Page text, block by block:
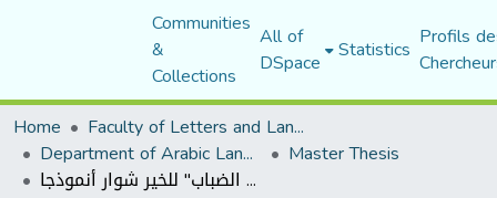
Communities
&
Collections
All of
DSpace Statistics Profils
Home
Faculty of Letters and Languages
Department of Arabic Language and Literature Master Thesis
هوية السرد الروائي الجزائري الجديد "حروف الضباب" للخير شوار أنموذجا